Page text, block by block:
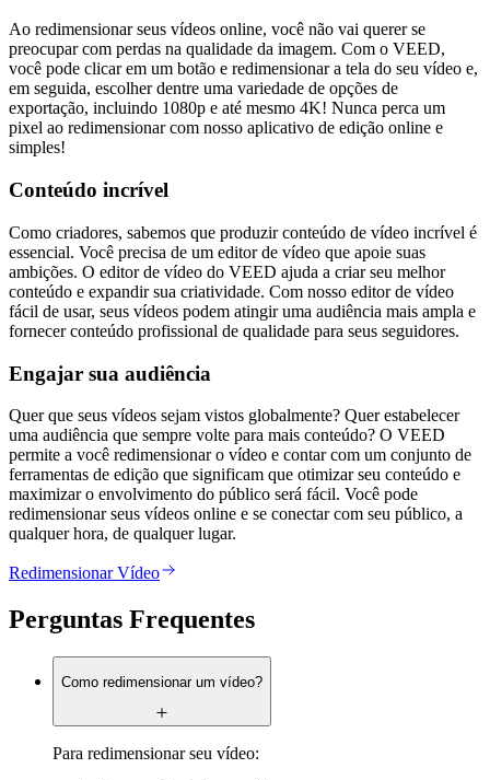
Ao redimensionar seus vídeos online, você não vai querer se
preocupar com perdas na qualidade da imagem. Com o VEED,
você pode clicar em um botão e redimensionar a tela do seu vídeo e,
em seguida, escolher dentre uma variedade de opções de
exportação, incluindo 1080p e até mesmo 4K! Nunca perca um
pixel ao redimensionar com nosso aplicativo de edição online e
simples!
Conteúdo incrível
Como criadores, sabemos que produzir conteúdo de vídeo incrível é
essencial. Você precisa de um editor de vídeo que apoie suas
ambições. O editor de vídeo do VEED ajuda a criar seu melhor
conteúdo e expandir sua criatividade. Com nosso editor de vídeo
fácil de usar, seus vídeos podem atingir uma audiência mais ampla e
fornecer conteúdo profissional de qualidade para seus seguidores.
Engajar sua audiência
Quer que seus vídeos sejam vistos globalmente? Quer estabelecer
uma audiência que sempre volte para mais conteúdo? O VEED
permite a você redimensionar o vídeo e contar com um conjunto de
ferramentas de edição que significam que otimizar seu conteúdo e
maximizar o envolvimento do público será fácil. Você pode
redimensionar seus vídeos online e se conectar com seu público, a
qualquer hora, de qualquer lugar.
Redimensionar Vídeo
Perguntas Frequentes
Como redimensionar um vídeo?
Para redimensionar seu vídeo: